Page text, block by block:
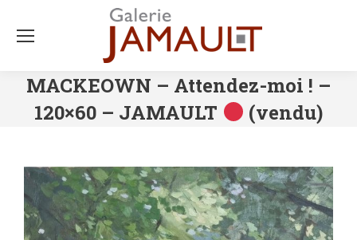
MACKEOWN – Attendez-moi ! –
120×60 – JAMAULT
(vendu)